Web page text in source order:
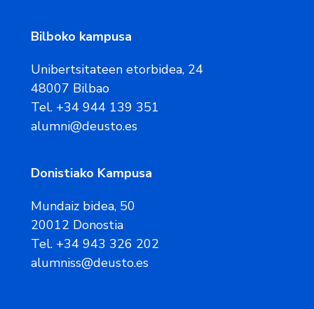
Bilboko kampusa
Unibertsitateen etorbidea, 24
48007 Bilbao
Tel. +34 944 139 351
alumni@deusto.es
Donistiako Kampusa
Mundaiz bidea, 50
20012 Donostia
Tel. +34 943 326 202
alumniss@deusto.es